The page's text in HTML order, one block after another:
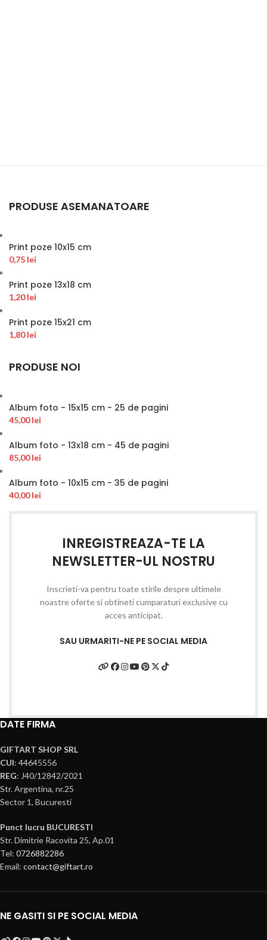
PRODUSE ASEMANATOARE
Print poze 10x15 cm
0,75 lei
Print poze 13x18 cm
1,20lei
Print poze 15x21 cm
1,80lei
PRODUSE NOI
Album foto - 15x15 cm - 25 de pagini
45,00lei
Album foto - 13x18 cm - 45 de pagini
85,00lei
Album foto - 10x15 cm - 35 de pagini
40,00lei
INREGISTREAZA-TE LA
NEWSLETTER-UL NOSTRU
Inscrieti-va pentru toate stirile despre ultimele
noastre oferte si obtineti cumparaturi exclusive cu
acces anticipat.
SAU URMARITI-NE PE SOCIAL MEDIA
DATE FIRMA
GIFTART SHOP SRL
CUI: 44645556
REG: J40/12842/2021
Str. Argentina, nr.25
Sector 1, Bucuresti
Punct lucru BUCURESTI
Str. Dimitrie Racovita 25, Ap.01
Tel: 0726882286
Email: contact@giftart.ro
NE GASITI SI PE SOCIAL MEDIA